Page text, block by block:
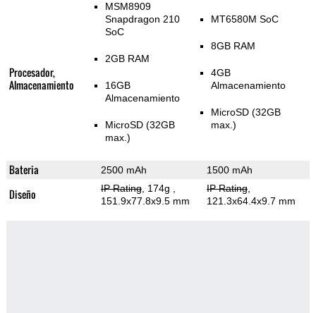
Procesador,
Almacenamiento
MSM8909
Snapdragon 210
SoC
2GB RAM
16GB
Almacenamiento
MicroSD (32GB
max.)
MT6580M SoC
8GB RAM
4GB
Almacenamiento
MicroSD (32GB
max.)
Bateria 2500 mAh 1500 mAh
Diseño IP Rating, 174g
151.9x77.8x9.5 mm
IP Rating,
121.3x64.4x9.7 mm